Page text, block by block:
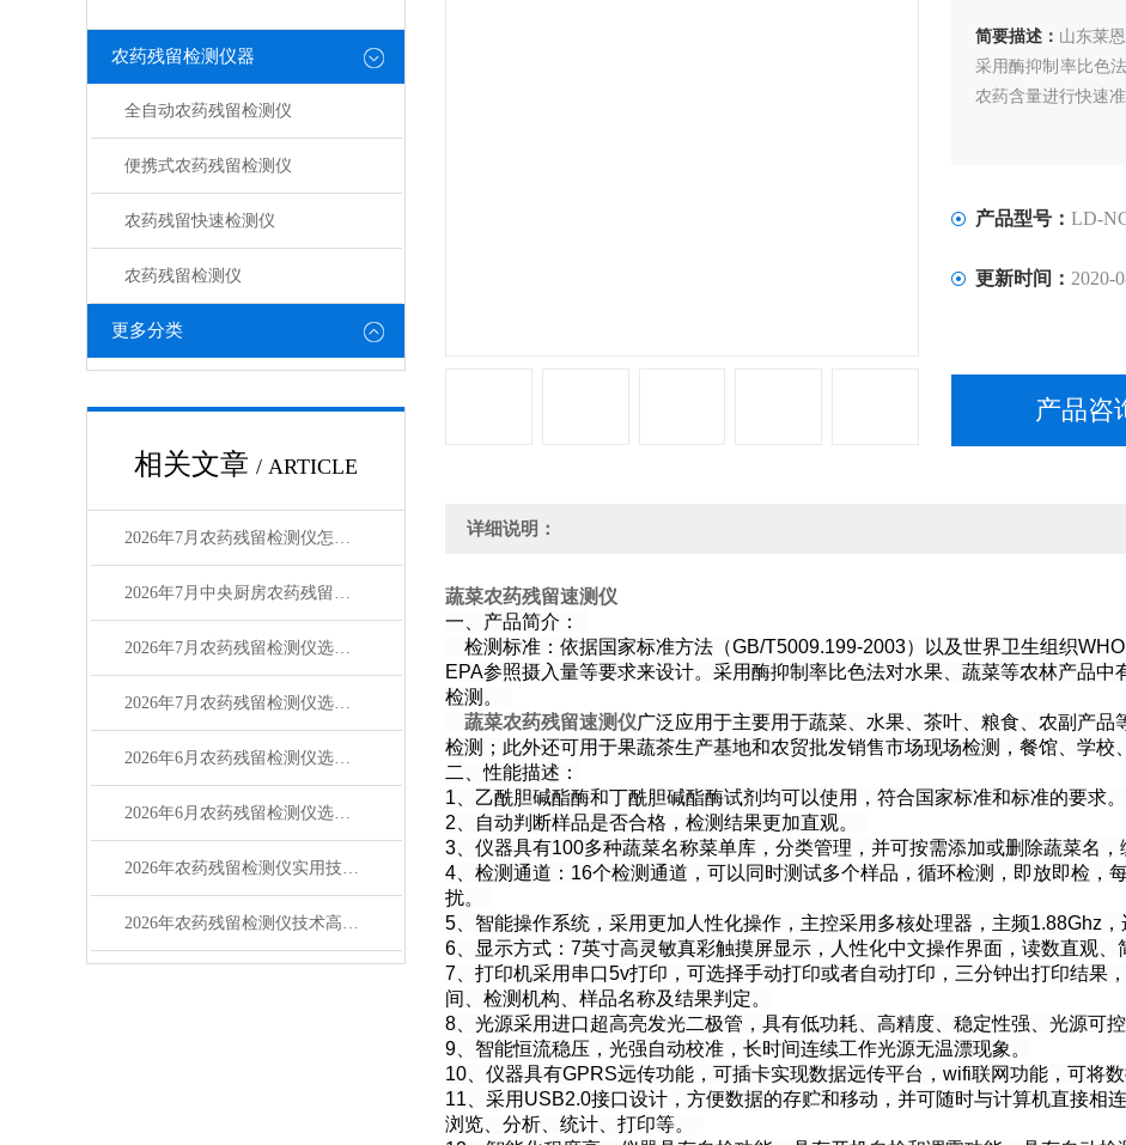
农药残留检测仪器
全自动农药残留检测仪
便携式农药残留检测仪
农药残留快速检测仪
农药残留检测仪
更多分类
相关文章 / ARTICLE
2026年7月农药残留检测仪怎么选？中央厨房选购指南
2026年7月中央厨房农药残留检测仪怎么选？高性价比厂家测评
2026年7月农药残留检测仪选购指南：品牌性价比对比
2026年7月农药残留检测仪选购指南：品牌对比测评
2026年6月农药残留检测仪选购攻略（适配多场景检测）
2026年6月农药残留检测仪选购攻略（适配食品检测场景）
2026年农药残留检测仪实用技术问答指南
2026年农药残留检测仪技术高频问答指南
简要描述： 山东莱
采用酶抑制率比色
农药含量进行快速准
产品型号： LD-
更新时间： 2020-
产品咨
详细说明：
蔬菜农药残留速测仪
一、产品简介：
检测标准：依据国家标准方法（GB/T5009.199-2003）以及世界卫生组织
EPA参照摄入量等要求来设计。采用酶抑制率比色法对水果、蔬菜等农林产品
检测。
蔬菜农药残留速测仪广泛应用于主要用于蔬菜、水果、茶叶、粮食、农副产
检测；此外还可用于果蔬茶生产基地和农贸批发销售市场现场检测，餐馆、学
二、性能描述：
1、乙酰胆碱酯酶和丁酰胆碱酯酶试剂均可以使用，符合国家标准和标准的要求。
2、自动判断样品是否合格，检测结果更加直观。
3、仪器具有100多种蔬菜名称菜单库，分类管理，并可按需添加或删除蔬菜名
4、检测通道：16个检测通道，可以同时测试多个样品，循环检测，即放即检，
扰。
5、智能操作系统，采用更加人性化操作，主控采用多核处理器，主频1.88Ghz，
6、显示方式：7英寸高灵敏真彩触摸屏显示，人性化中文操作界面，读数直观、
7、打印机采用串口5v打印，可选择手动打印或者自动打印，三分钟出打印结果
间、检测机构、样品名称及结果判定。
8、光源采用进口超高亮发光二极管，具有低功耗、高精度、稳定性强、光源可
9、智能恒流稳压，光强自动校准，长时间连续工作光源无温漂现象。
10、仪器具有GPRS远传功能，可插卡实现数据远传平台，wifi联网功能，可将
11、采用USB2.0接口设计，方便数据的存贮和移动，并可随时与计算机直接相
浏览、分析、统计、打印等。